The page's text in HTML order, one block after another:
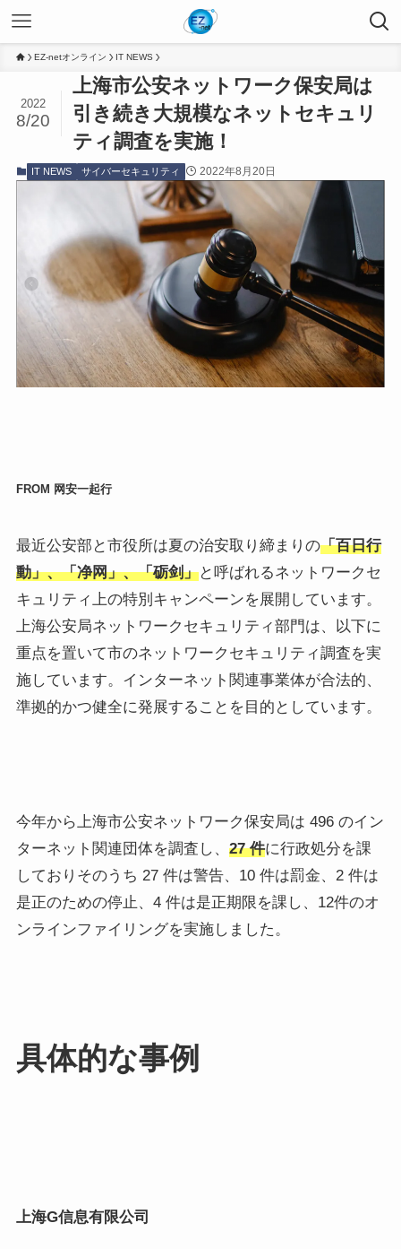
EZ-netオンライン IT NEWS
上海市公安ネットワーク保安局は
引き続き大規模なネットセキュリ
ティ調査を実施！
2022
8/20
IT NEWS サイバーセキュリティ 2022年8月20日
FROM 网安一起行
最近公安部と市役所は夏の治安取り締まりの「百日行
動」、「净网」、「砺剑」と呼ばれるネットワークセ
キュリティ上の特別キャンペーンを展開しています。
上海公安局ネットワークセキュリティ部門は、以下に
重点を置いて市のネットワークセキュリティ調査を実
施しています。インターネット関連事業体が合法的、
準拠的かつ健全に発展することを目的としています。
今年から上海市公安ネットワーク保安局は 496 のイン
ターネット関連団体を調査し、 27 件に行政処分を課
しておりそのうち 27 件は警告、10 件は罰金、2 件は
是正のための停止、4 件は是正期限を課し、12件のオ
ンラインファイリングを実施しました。
具体的な事例
上海G信息有限公司